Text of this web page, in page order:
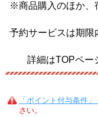
※商品購入のほか、
予約サービスは期限
詳細はTOPペー
「ポイント付与条件」
さい。